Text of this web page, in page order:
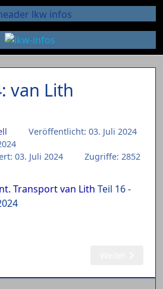
van Lith
Veröffentlicht: 03. Juli 2024
03. Juli 2024
Zugriffe: 2852
Transport van Lith Teil 16 -